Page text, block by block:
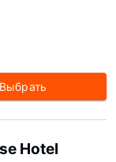
Выбрать
Hotel